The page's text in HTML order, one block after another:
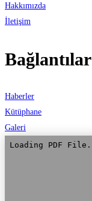
Hakkımızda
İletişim
Bağlantılar
Haberler
Kütüphane
Galeri